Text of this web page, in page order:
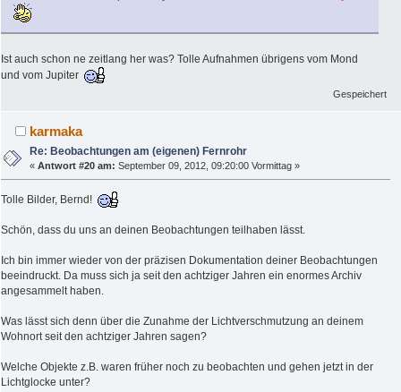
Ist auch schon ne zeitlang her was? Tolle Aufnahmen übrigens vom Mond
und vom Jupiter
Gespeichert
karmaka
Re: Beobachtungen am (eigenen) Fernrohr
«Antwort #20 am: September 09, 2012, 09:20:00 Vormittag »
Tolle Bilder, Bernd!
Schön, dass du uns an deinen Beobachtungen teilhaben lässt.
Ich bin immer wieder von der präzisen Dokumentation deiner Beobachtungen
beeindruckt. Da muss sich ja seit den achtziger Jahren ein enormes Archiv
angesammelt haben.
Was lässt sich denn über die Zunahme der Lichtverschmutzung an deinem
Wohnort seit den achtziger Jahren sagen?
Welche Objekte z.B. waren früher noch zu beobachten und gehen jetzt in der
Lichtglocke unter?